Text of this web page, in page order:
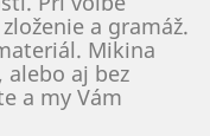
a gramáž.
Mikina
alebo aj bez
a my Vám